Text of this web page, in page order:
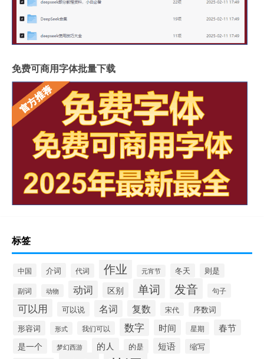
免费可商用字体批量下载
标签
中国 介词 代词 作业 元宵节 冬天
则是
副词
动物 动词 区别 单词 发音 句子
可以用 可以说 名词 复数 宋代
序数词
形容词
形式 我们可以 数字 时间 星期 春节
是一个 梦幻西游 的人 的是 短语 缩写